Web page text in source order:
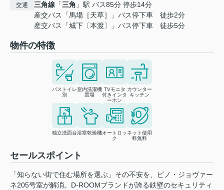
交通 三角線 「三角 」駅 バス85分 停歩14分
産交バス「馬場［天草］」バス停下車 徒歩2分
産交バス「城下〔本渡〕」バス停下車 徒歩5分
物件の特徴
バストイレ
別
室内洗濯機
置場
TVモニタ
付きインタ
ーホン
カウンター
キッチン
独立洗面台浴室乾燥機オートロッ
ク
ネット使用
料無料
セールスポイント
「知らない街で住む場所を選ぶ」その不安を、ピノ・ジョヴァー
ネ205号室が解消。D-ROOMブランドが誇る鉄壁のセキュリティ